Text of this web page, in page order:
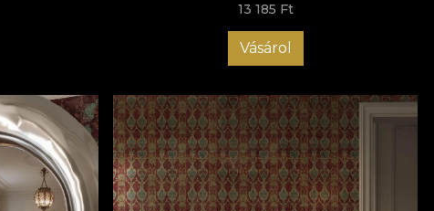
13 185 Ft
Vásárol